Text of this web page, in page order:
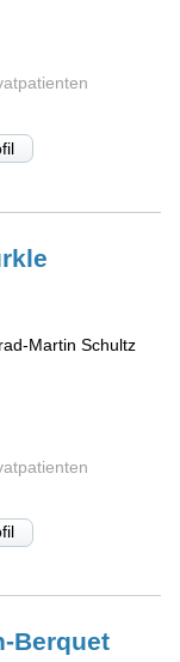
Martin Schultz
Berquet